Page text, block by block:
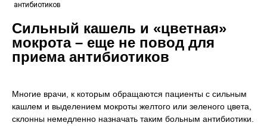
антибиотиков
Сильный кашель и «цветная»
мокрота – еще не повод для
приема антибиотиков
Многие врачи, к которым обращаются пациенты с сильным
кашлем и выделением мокроты желтого или зеленого цвета,
склонны немедленно назначать таким больным антибиотики.